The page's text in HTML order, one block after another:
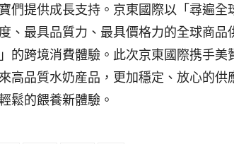
們提供成長支持。京東國際以「尋遍
、最具品質力、最具價格力的全球商
的跨境消費體驗。此次京東國際携手
高品質水奶産品，更加穩定、放心的
鬆的餵養新體驗。